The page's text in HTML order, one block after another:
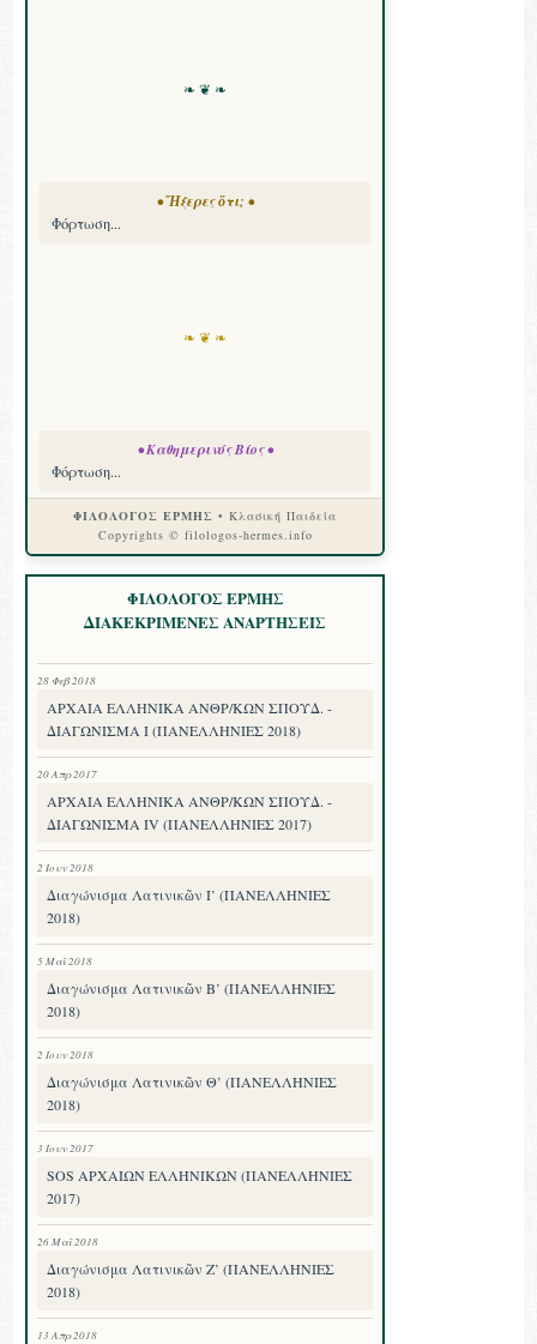
❧ ❦ ❧
• Ἤξερες ὅτι; •
Φόρτωση...
❧ ❦ ❧
• Καθημερινός Βίος •
Φόρτωση...
ΦΙΛΟΛΟΓΟΣ ΕΡΜΗΣ • Κλασική Παιδεία
Copyrights © filologos-hermes.info
ΦΙΛΟΛΟΓΟΣ ΕΡΜΗΣ
ΔΙΑΚΕΚΡΙΜΕΝΕΣ ΑΝΑΡΤΗΣΕΙΣ
28 Φεβ 2018
ΑΡΧΑΙΑ ΕΛΛΗΝΙΚΑ ΑΝΘΡ/ΚΩΝ ΣΠΟΥΔ. -
ΔΙΑΓΩΝΙΣΜΑ I (ΠΑΝΕΛΛΗΝΙΕΣ 2018)
20 Απρ 2017
ΑΡΧΑΙΑ ΕΛΛΗΝΙΚΑ ΑΝΘΡ/ΚΩΝ ΣΠΟΥΔ. -
ΔΙΑΓΩΝΙΣΜΑ IV (ΠΑΝΕΛΛΗΝΙΕΣ 2017)
2 Ιουν 2018
Διαγώνισμα Λατινικῶν Ι’ (ΠΑΝΕΛΛΗΝΙΕΣ
2018)
5 Μαΐ 2018
Διαγώνισμα Λατινικῶν Β’ (ΠΑΝΕΛΛΗΝΙΕΣ
2018)
2 Ιουν 2018
Διαγώνισμα Λατινικῶν Θ’ (ΠΑΝΕΛΛΗΝΙΕΣ
2018)
3 Ιουν 2017
SOS ΑΡΧΑΙΩΝ ΕΛΛΗΝΙΚΩΝ (ΠΑΝΕΛΛΗΝΙΕΣ
2017)
26 Μαΐ 2018
Διαγώνισμα Λατινικῶν Ζ’ (ΠΑΝΕΛΛΗΝΙΕΣ
2018)
13 Απρ 2018